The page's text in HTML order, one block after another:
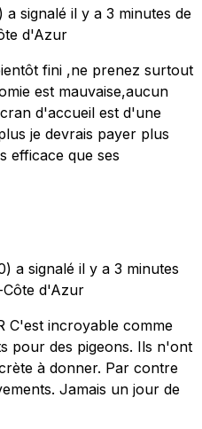
a signalé il y a 3 minutes de
d'Azur
fini ,ne prenez surtout
est mauvaise,aucun
d'accueil est d'une
je devrais payer plus
efficace que ses
a signalé il y a 3 minutes
d'Azur
C'est incroyable comme
pour des pigeons. Ils n'ont
à donner. Par contre
Jamais un jour de